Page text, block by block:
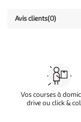
Avis clients(0)
Vos courses à
drive ou click &